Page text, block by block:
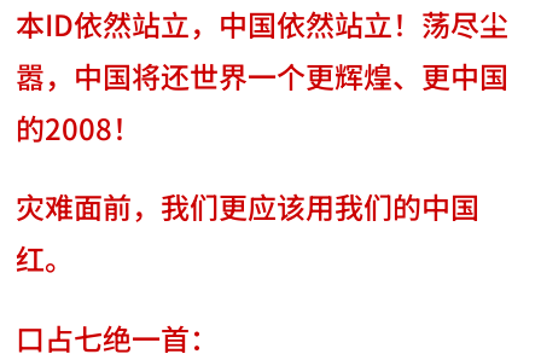
本ID依然站立，中国依然站立！荡尽尘
嚣，中国将还世界一个更辉煌、更中国
的2008！
灾难面前，我们更应该用我们的中国
红。
口占七绝一首：